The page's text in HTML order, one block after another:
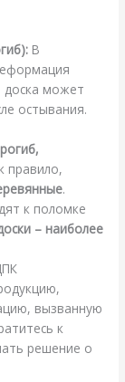
В
доска может
остывания.
правило,
.
к поломке
– наиболее
вызванную
к
решение о